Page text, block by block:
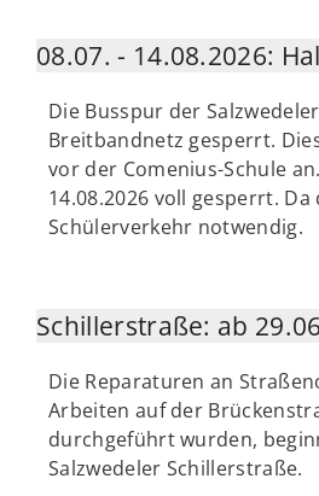
08.07. - 14.08.2026:
Die Busspur der
Breitbandnetz gesperrt.
vor der Comenius-Schule
14.08.2026 voll gesperrt.
Schülerverkehr notwendig.
Schillerstraße: ab
Die Reparaturen an
Arbeiten auf der
durchgeführt wurden,
Salzwedeler Schillerstraße.